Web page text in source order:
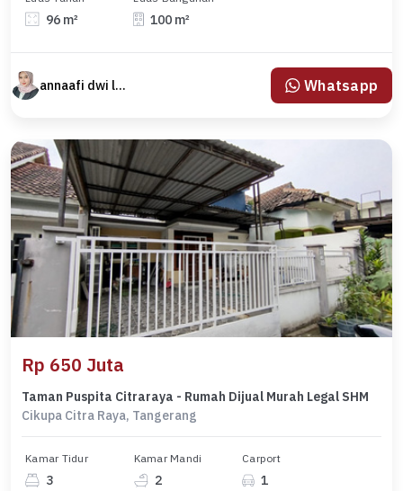
96 m² 100 m²
annaafi dwi lestari Whatsapp
Rp 650 Juta
Taman Puspita Citraraya - Rumah Dijual Murah Legal SHM
Cikupa Citra Raya, Tangerang
Kamar Tidur
3
Kamar Mandi
2
Carport
1